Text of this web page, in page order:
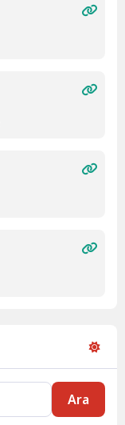
Ara